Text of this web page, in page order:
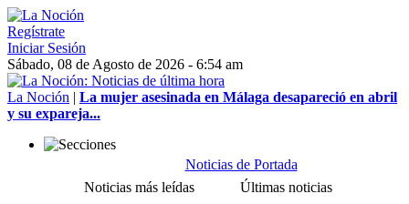
Regístrate
Iniciar Sesión
Sábado, 08 de Agosto de 2026 - 6:54 am
La Noción | La mujer asesinada en Málaga desapareció en abril
y su expareja...
Noticias de Portada
Noticias más leídas
Últimas noticias